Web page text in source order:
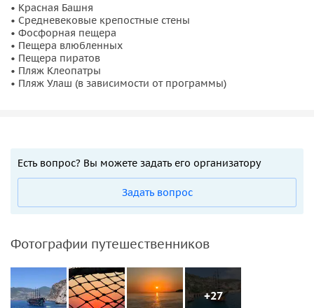
• Красная Башня
• Средневековые крепостные стены
• Фосфорная пещера
• Пещера влюбленных
• Пещера пиратов
• Пляж Клеопатры
• Пляж Улаш (в зависимости от программы)
Есть вопрос? Вы можете задать его организатору
Задать вопрос
Фотографии путешественников
+27